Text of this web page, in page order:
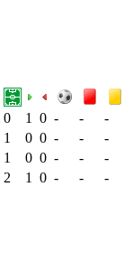
0 1 0 - -
-
1 0 0 - -
-
1 0 0 - -
-
2 1 0 - - -